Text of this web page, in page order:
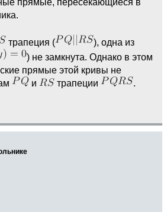
трапеция (
), одна из
) не замкнута. Однако в этом
прямые этой кривы не
и трапеции .